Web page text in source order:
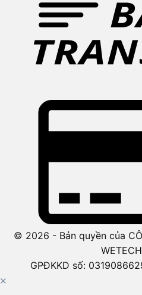
© 2026 - Bản quyền của
GPĐKKD số: